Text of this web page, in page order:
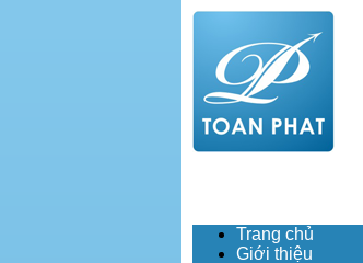
Trang chủ
Giới thiệu